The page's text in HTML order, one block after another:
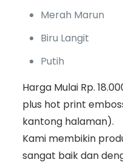
Merah Marun
Biru Langit
Putih
Harga Mulai Rp.
plus hot print
kantong halaman).
Kami membikin
sangat baik dan